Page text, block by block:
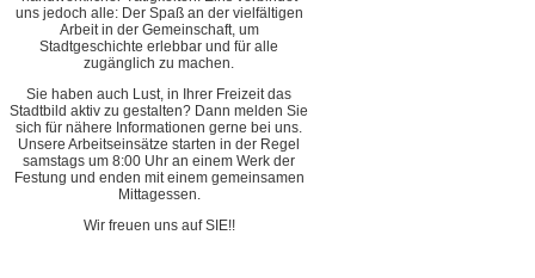
uns jedoch alle: Der Spaß an der vielfältigen
Arbeit in der Gemeinschaft, um
Stadtgeschichte erlebbar und für alle
zugänglich zu machen.
Sie haben auch Lust, in Ihrer Freizeit das
Stadtbild aktiv zu gestalten? Dann melden Sie
sich für nähere Informationen gerne bei uns.
Unsere Arbeitseinsätze starten in der Regel
samstags um 8:00 Uhr an einem Werk der
Festung und enden mit einem gemeinsamen
Mittagessen.
Wir freuen uns auf SIE!!